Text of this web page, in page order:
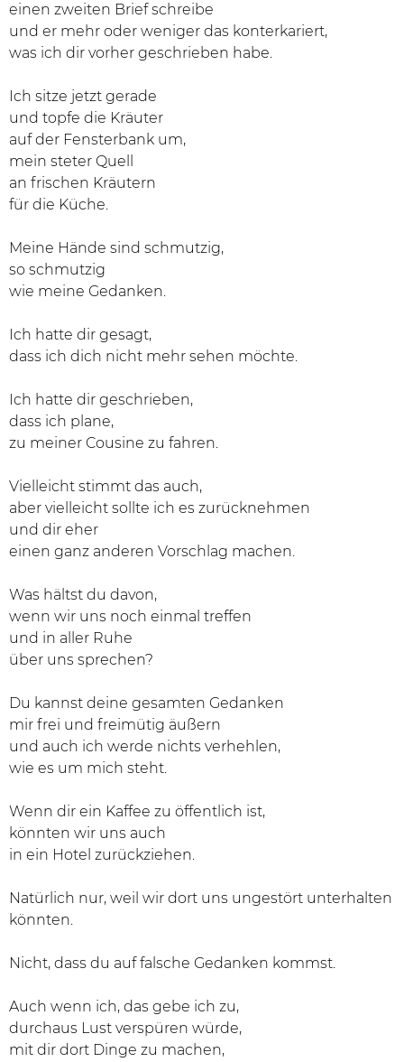
einen zweiten Brief schreibe
und er mehr oder weniger das konterkariert,
was ich dir vorher geschrieben habe.
Ich sitze jetzt gerade
und topfe die Kräuter
auf der Fensterbank um,
mein steter Quell
an frischen Kräutern
für die Küche.
Meine Hände sind schmutzig,
so schmutzig
wie meine Gedanken.
Ich hatte dir gesagt,
dass ich dich nicht mehr sehen möchte.
Ich hatte dir geschrieben,
dass ich plane,
zu meiner Cousine zu fahren.
Vielleicht stimmt das auch,
aber vielleicht sollte ich es zurücknehmen
und dir eher
einen ganz anderen Vorschlag machen.
Was hältst du davon,
wenn wir uns noch einmal treffen
und in aller Ruhe
über uns sprechen?
Du kannst deine gesamten Gedanken
mir frei und freimütig äußern
und auch ich werde nichts verhehlen,
wie es um mich steht.
Wenn dir ein Kaffee zu öffentlich ist,
könnten wir uns auch
in ein Hotel zurückziehen.
Natürlich nur, weil wir dort uns ungestört unterhalten
könnten.
Nicht, dass du auf falsche Gedanken kommst.
Auch wenn ich, das gebe ich zu,
durchaus Lust verspüren würde,
mit dir dort Dinge zu machen,